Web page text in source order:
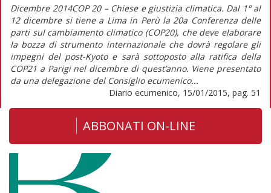
Dicembre 2014COP 20 – Chiese e giustizia climatica. Dal 1° al
12 dicembre si tiene a Lima in Perù la 20a Conferenza delle
parti sul cambiamento climatico (COP20), che deve elaborare
la bozza di strumento internazionale che dovrà regolare gli
impegni del post-Kyoto e sarà sottoposto alla ratifica della
COP21 a Parigi nel dicembre di quest’anno. Viene presentato
da una delegazione del Consiglio ecumenico...
Diario ecumenico, 15/01/2015, pag. 51
ABBONATI ON-LINE